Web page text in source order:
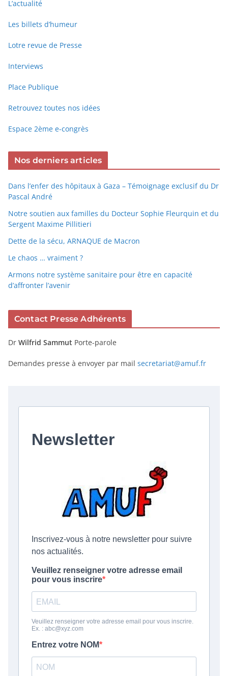
L’actualité
Les billets d’humeur
Lotre revue de Presse
Interviews
Place Publique
Retrouvez toutes nos idées
Espace 2ème e-congrès
Nos derniers articles
Dans l’enfer des hôpitaux à Gaza – Témoignage exclusif du Dr
Pascal André
Notre soutien aux familles du Docteur Sophie Fleurquin et du
Sergent Maxime Pillitieri
Dette de la sécu, ARNAQUE de Macron
Le chaos … vraiment ?
Armons notre système sanitaire pour être en capacité
d’affronter l’avenir
Contact Presse Adhérents
Dr Wilfrid Sammut Porte-parole
Demandes presse à envoyer par mail secretariat@amuf.fr